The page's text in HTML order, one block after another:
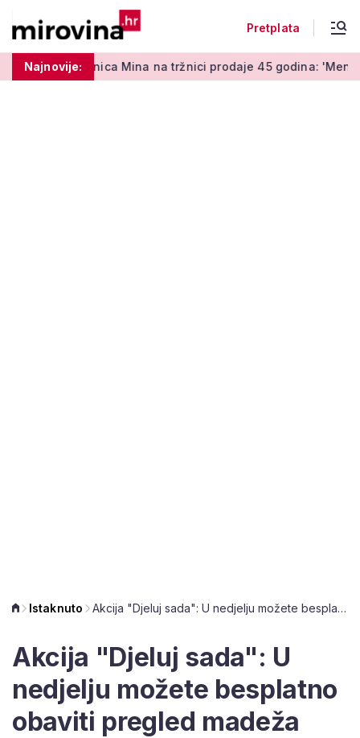
Pretplata
Najnovije:
Mina na tržnici prodaje 45 godina: 'Meni je ovo zabava i
Istaknuto Akcija "Djeluj sada": U nedjelju možete besplatno obaviti pregled madeža
Akcija "Djeluj sada": U
nedjelju možete besplatno
obaviti pregled madeža